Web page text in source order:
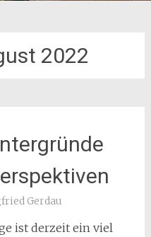
2022
Gerdau
ist derzeit ein viel